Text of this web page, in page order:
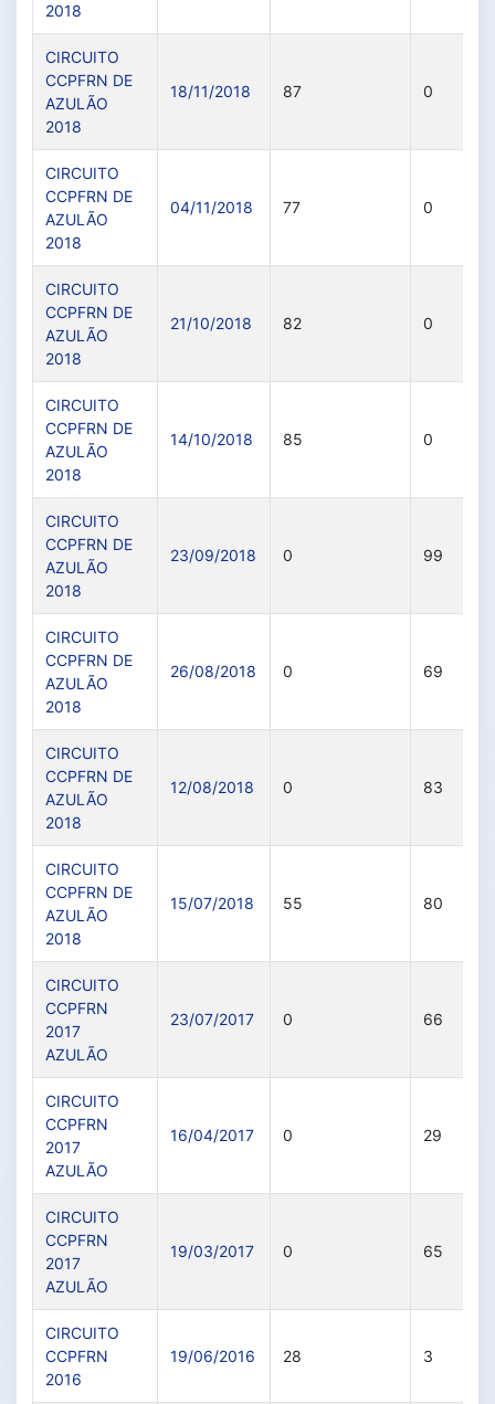
2018
CIRCUITO
CCPFRN DE
AZULÃO
2018
18/11/2018 87 0
CIRCUITO
CCPFRN DE
AZULÃO
2018
04/11/2018 77 0
CIRCUITO
CCPFRN DE
AZULÃO
2018
21/10/2018 82 0
CIRCUITO
CCPFRN DE
AZULÃO
2018
14/10/2018 85 0
CIRCUITO
CCPFRN DE
AZULÃO
2018
23/09/2018 0 99
CIRCUITO
CCPFRN DE
AZULÃO
2018
26/08/2018 0 69
CIRCUITO
CCPFRN DE
AZULÃO
2018
12/08/2018 0 83
CIRCUITO
CCPFRN DE
AZULÃO
2018
15/07/2018 55 80
CIRCUITO
CCPFRN
2017
AZULÃO
23/07/2017 0 66
CIRCUITO
CCPFRN
2017
AZULÃO
16/04/2017 0 29
CIRCUITO
CCPFRN
2017
AZULÃO
19/03/2017 0 65
CIRCUITO
CCPFRN
2016
19/06/2016 28 3